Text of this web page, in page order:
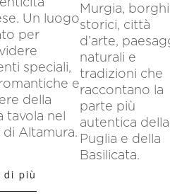
Un luogo
per
speciali,
e
della
tavola nel
di Altamura.
di più
Murgia, borghi
storici, città
d’arte,
naturali e
tradizioni che
raccontano la
parte più
autentica della
Puglia e della
Basilicata.